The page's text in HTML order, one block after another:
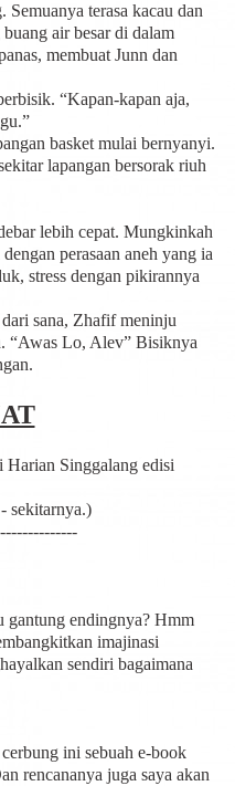
terasa kacau dan
air besar di dalam
membuat Junn dan
“Kapan-kapan aja,
basket mulai bernyanyi.
lapangan bersorak riuh
lebih cepat. Mungkinkah
perasaan aneh yang ia
stress dengan pikirannya
sana, Zhafif meninju
“Awas Lo, Alev” Bisiknya
Singgalang edisi
sekitarnya.)
gantung endingnya? Hmm
imajinasi
sendiri bagaimana
ini sebuah e-book
rencananya juga saya akan